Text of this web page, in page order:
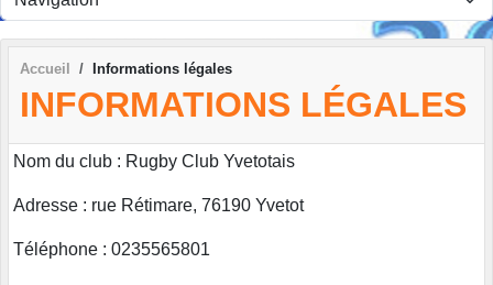
Accueil Informations légales
INFORMATIONS LÉGALES
Nom du club : Rugby Club Yvetotais
Adresse : rue Rétimare, 76190 Yvetot
Téléphone : 0235565801